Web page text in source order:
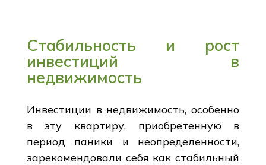
Стабильность и рост
инвестиций в
недвижимость
Инвестиции в недвижимость, особенно
в эту квартиру, приобретенную в
период паники и неопределенности,
зарекомендовали себя как стабильный